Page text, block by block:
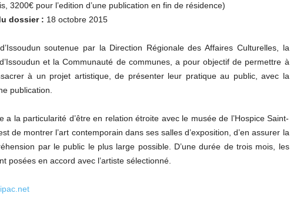
3200€ pour l’edition d’une publication en fin de résidence)
dossier : 18 octobre 2015
soutenue par la Direction Régionale des Affaires Culturelles, la
et la Communauté de communes, a pour objectif de permettre à
à un projet artistique, de présenter leur pratique au public, avec la
publication.
a la particularité d’être en relation étroite avec le musée de l’Hospice Saint-
de montrer l’art contemporain dans ses salles d’exposition, d’en assurer la
par le public le plus large possible. D’une durée de trois mois, les
posées en accord avec l’artiste sélectionné.